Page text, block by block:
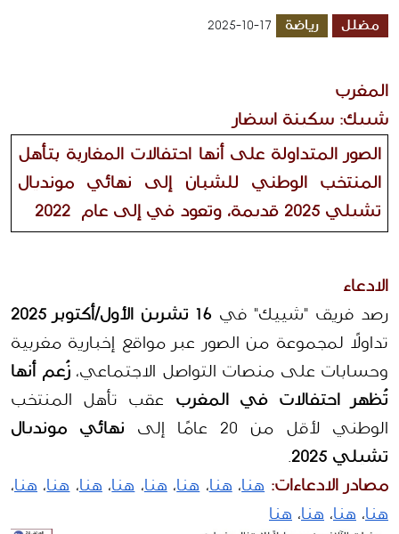
مضلل رياضة
المغرب
شييك: سكينة اسضار
تشيلي 2025 قديمة، وتعود في إلى عام  2022
الادعاء
رصد فريق "شييك" في 16 تشرين الأول/أكتوبر 2025
وحسابات على منصات التواصل الاجتماعي،
تُظهر احتفالات في المغرب
الوطني لأقل من 20 عامًا إلى
تشيلي 2025
مصادر الادعاءات: هنا، هنا، هنا، هنا، هنا، هنا، هنا، هنا،
هنا، هنا، هنا، هنا